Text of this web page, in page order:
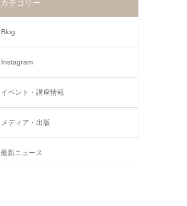
カテゴリー
Blog
Instagram
イベント・講座情報
メディア・出版
最新ニュース